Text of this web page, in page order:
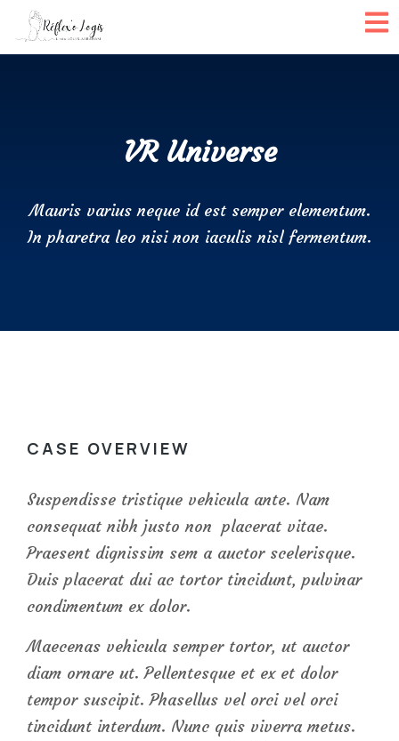
VR Universe
Mauris varius neque id est semper elementum.
In pharetra leo nisi non iaculis nisl fermentum.
CASE OVERVIEW
Suspendisse tristique vehicula ante. Nam
consequat nibh justo non placerat vitae.
Praesent dignissim sem a auctor scelerisque.
Duis placerat dui ac tortor tincidunt, pulvinar
condimentum ex dolor.
Maecenas vehicula semper tortor, ut auctor
diam ornare ut. Pellentesque et ex et dolor
tempor suscipit. Phasellus vel orci vel orci
tincidunt interdum. Nunc quis viverra metus.